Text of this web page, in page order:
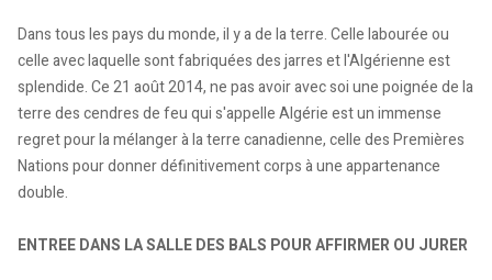
Dans tous les pays du monde, il y a de la terre. Celle labourée ou
celle avec laquelle sont fabriquées des jarres et l'Algérienne est
splendide. Ce 21 août 2014, ne pas avoir avec soi une poignée de la
terre des cendres de feu qui s'appelle Algérie est un immense
regret pour la mélanger à la terre canadienne, celle des Premières
Nations pour donner définitivement corps à une appartenance
double.
ENTREE DANS LA SALLE DES BALS POUR AFFIRMER OU JURER